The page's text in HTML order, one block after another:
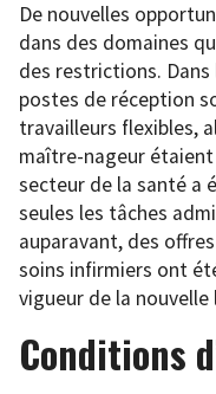
De nouvelles
dans des domaines
des restrictions.
postes de réception
travailleurs flexibles,
maître-nageur
secteur de la santé a
seules les tâches
auparavant, des
soins infirmiers ont
vigueur de la nouvelle
Conditions